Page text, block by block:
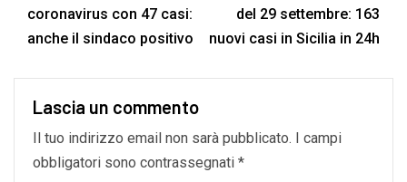
coronavirus con 47 casi:
anche il sindaco positivo
del 29 settembre: 163
nuovi casi in Sicilia in 24h
Lascia un commento
Il tuo indirizzo email non sarà pubblicato.
I campi
obbligatori sono contrassegnati *